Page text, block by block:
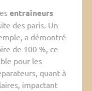
entraîneurs
des paris. Un
a démontré
de 100 %, ce
pour les
quant à
impactant